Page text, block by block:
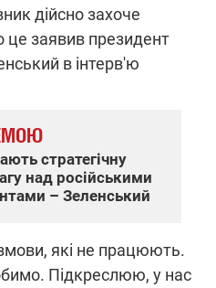
дійсно захоче
це заявив президент
в інтерв'ю
стратегічну
над російськими
– Зеленський
які не працюють.
Підкреслюю, у нас